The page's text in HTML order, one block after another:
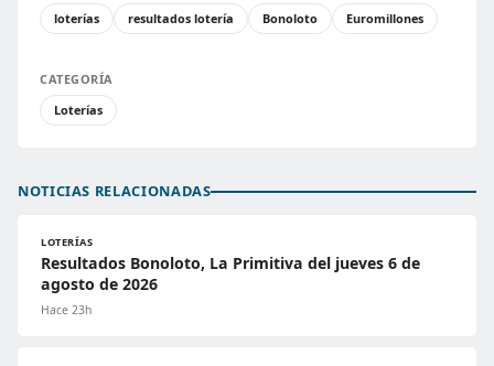
loterías
resultados lotería Bonoloto Euromillones
CATEGORÍA
Loterías
NOTICIAS RELACIONADAS
LOTERÍAS
Resultados Bonoloto, La Primitiva del jueves 6 de
agosto de 2026
Hace 23h